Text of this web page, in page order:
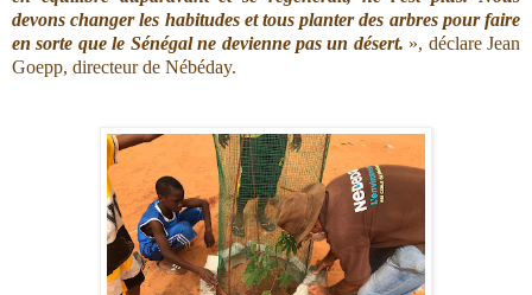
devons changer les habitudes et tous planter des arbres pour faire
en sorte que le Sénégal ne devienne pas un désert. », déclare Jean
Goepp, directeur de Nébéday.